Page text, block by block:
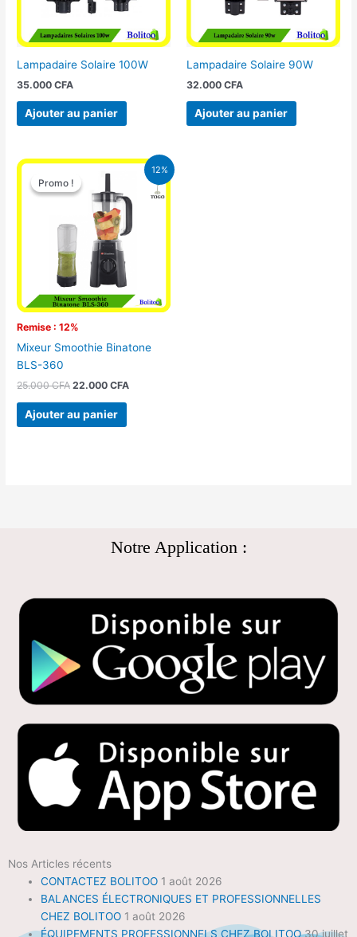
Lampadaire Solaire 100W
35.000CFA
Ajouter au panier
Lampadaire Solaire 90W
32.000 CFA
Ajouter au panier
12%
Promo !
Remise : 12%
Promo !
Mixeur Smoothie Binatone
BLS-360
25.000CFA
Le
prix
initial
était :
25.000 CFA.
22.000CFA
Le
prix
actuel
est :
Ajouter au panier
Notre Application :
Nos Articles récents
CONTACTEZ BOLITOO 1 août 2026
BALANCES ÉLECTRONIQUES ET PROFESSIONNELLES
CHEZ BOLITOO 1 août 2026
ÉQUIPEMENTS PROFESSIONNELS CHEZ BOLITOO 30 juillet